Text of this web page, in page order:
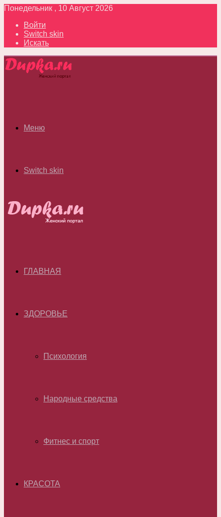
Понедельник , 10 Август 2026
Войти
Switch skin
Искать
Меню
Switch skin
ГЛАВНАЯ
ЗДОРОВЬЕ
Психология
Народные средства
Фитнес и спорт
КРАСОТА